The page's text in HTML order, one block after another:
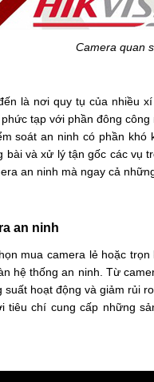
Camera quan
là nơi quy tụ của nhiều
tạp với phần đông
soát an ninh có phần
bài và xử lý tận gốc các vụ
an ninh mà ngay cả
an ninh
mua camera lẻ hoặc
hệ thống an ninh. Từ
suất hoạt động và giảm rủi
tiêu chí cung cấp những